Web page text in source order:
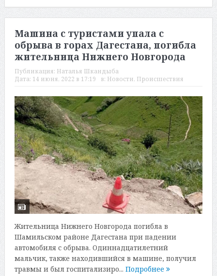
Машина с туристами упала с
обрыва в горах Дагестана, погибла
жительница Нижнего Новгорода
Публикация: Наталья Шкандыба
Дата: 14 июня, 2022 в 17:19 в: Новости, Происшествия
Жительница Нижнего Новгорода погибла в
Шамильском районе Дагестана при падении
автомобиля с обрыва. Одиннадцатилетний
мальчик, также находившийся в машине, получил
травмы и был госпитализиро... Подробнее